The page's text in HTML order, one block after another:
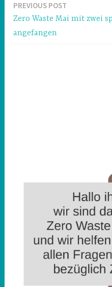
Post
navigation
PREVIOUS POST
Zero Waste Mai mit zwei
angefangen